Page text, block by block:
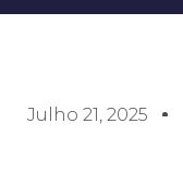
Julho 21, 2025